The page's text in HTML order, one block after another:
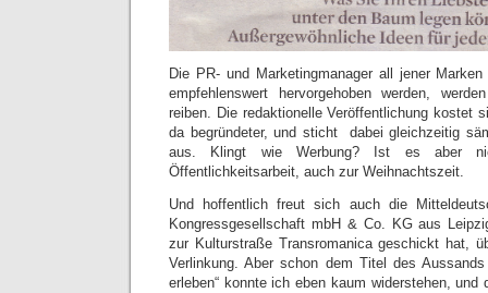
Die PR- und Marketingmanager all jener
empfehlenswert hervorgehoben werden,
reiben. Die redaktionelle Veröffentlichung kostet
da begründeter, und sticht dabei gleichzeitig
aus. Klingt wie Werbung? Ist es aber
Öffentlichkeitsarbeit, auch zur Weihnachtszeit.
Und hoffentlich freut sich auch die
Kongressgesellschaft mbH & Co. KG aus
zur Kulturstraße Transromanica geschickt hat,
Verlinkung. Aber schon dem Titel des
erleben“ konnte ich eben kaum widerstehen, und